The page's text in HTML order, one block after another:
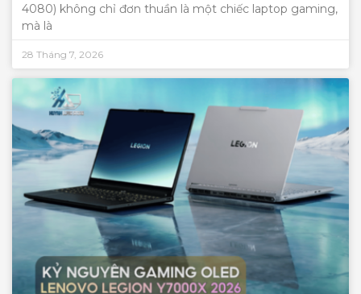
4080) không chỉ đơn thuần là một chiếc laptop gaming,
mà là
28 Tháng 7, 2026